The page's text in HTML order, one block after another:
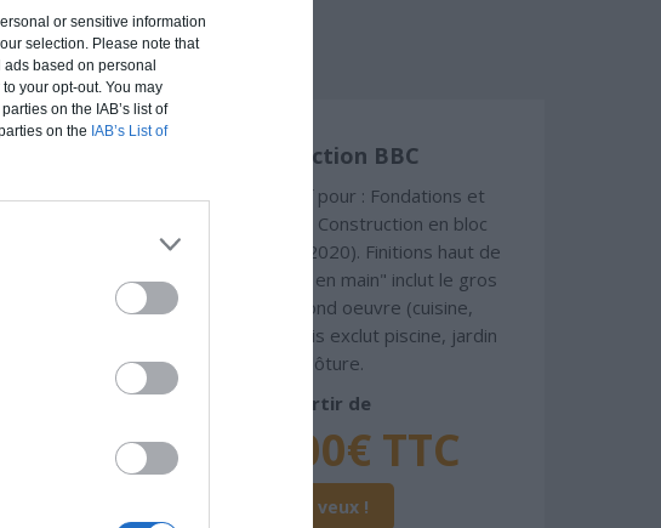
or sensitive information
selection. Please note that
based on personal
your opt-out. You may
on the IAB’s list of
on the IAB’s List of
en main
Construction BBC
Chiffrage estimatif pour : Fondations et
normes standards. Construction en bloc
coffrant isolant (RT 2020). Finitions haut de
gamme. Le prix "clé en main" inclut le gros
oeuvre et le second oeuvre (cuisine,
peinture, sols...), mais exclut piscine, jardin
et clôture.
À partir de
251 000€ TTC
Je la veux !